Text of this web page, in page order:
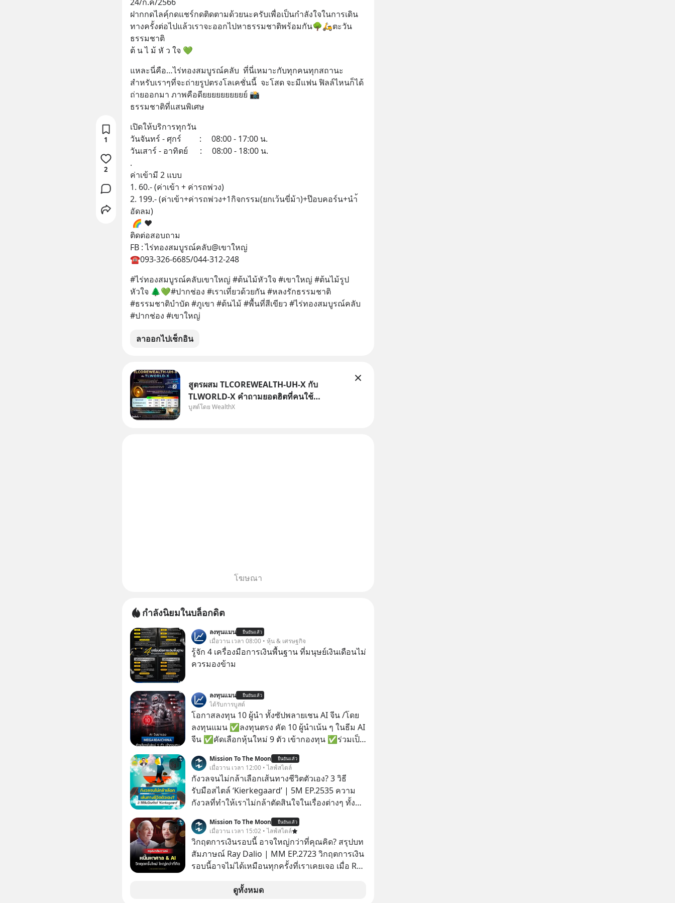
ฝากกดไลคฺ์กดแชร์กดติดตามด้วยนะครับเพื่อเป็นกำลังใจในการเดิน
ทางครั้งต่อไปแล้วเราจะออกไปหาธรรมชาติพร้อมกัน🌳🛵ตะวัน
ธรรมชาติ
ต้ น ไ ม้ หั ว ใจ 💚
แหละนี่คือ…ไร่ทองสมบูรณ์คลับ  ที่นี่เหมาะกับทุกคนทุกสถานะ
สำหรับเราๆที่จะถ่ายรูปตรงโลเคชั่นนี้  จะโสด จะมีแฟน ฟิลล์ไหนก็ได้
ถ่ายออกมา ภาพคือดียยยยยยยยยย์ 📸
ธรรมชาติที่แสนพิเศษ
เปิดให้บริการทุกวัน
วันจันทร์ - ศุกร์         :     08:00 - 17:00 น.
วันเสาร์ - อาทิตย์      :     08:00 - 18:00 น.
.
ค่าเข้ามี 2 แบบ
1. 60.- (ค่าเข้า + ค่ารถพ่วง)
2. 199.- (ค่าเข้า+ค่ารถพ่วง+1กิจกรรม(ยกเว้นขี่ม้า)+ป๊อบคอร์น+นำ้
อัดลม)
🌈 ❤️
ติดต่อสอบถาม
FB : ไร่ทองสมบูรณ์คลับ@เขาใหญ่
☎️093-326-6685/044-312-248
#ไร่ทองสมบูรณ์คลับเขาใหญ่ #ต้นไม้หัวใจ #เขาใหญ่ #ต้นไม้รูป
หัวใจ 🌲💚#ปากช่อง #เราเที่ยวด้วยกัน #หลงรักธรรมชาติ
#ธรรมชาติบำบัด #ภูเขา #ต้นไม้ #พื้นที่สีเขียว #ไร่ทองสมบูรณ์คลับ
#ปากช่อง #เขาใหญ่
ลาออกไปเช็กอิน
1
2
สูตรผสม TLCOREWEALTH-UH-X กับ
TLWORLD-X คำถามยอดฮิตที่คนใช้
WealthX ถามเข้ามา
บูสต์โดย WealthX
โฆษณา
กำลังนิยมในบล็อกดิต
ลงทุนแมน ยืนยันแล้ว
เมื่อวาน เวลา 08:00 • หุ้น & เศรษฐกิจ
รู้จัก 4 เครื่องมือการเงินพื้นฐาน ที่มนุษย์เงินเดือนไม่
ควรมองข้าม
ลงทุนแมน ยืนยันแล้ว
ได้รับการบูสต์
โอกาสลงทุน 10 ผู้นำ ทั้งซัปพลายเชน AI จีน /โดย
ลงทุนแมน ✅ลงทุนตรง คัด 10 ผู้นำเน้น ๆ ในธีม AI
จีน ✅คัดเลือกหุ้นใหม่ 9 ตัว เข้ากองทุน ✅ร่วมเป็น
ความจำ โมเดล AI ยันหุ่นยนต์ ✅ได้การรับยกเว้น
ภาษี Capital Gain ตามกฎหมายภาษีของ
ประเทศไทย
Mission To The Moon ยืนยันแล้ว
เมื่อวาน เวลา 12:00 • ไลฟ์สไตล์
กังวลจนไม่กล้าเลือกเส้นทางชีวิตตัวเอง? 3 วิธี
รับมือสไตล์ ‘Kierkegaard’ | 5M EP.2535 ความ
กังวลที่ทำให้เราไม่กล้าตัดสินใจในเรื่องต่างๆ ทั้ง
เกิดจากการที่เรามี ‘อิสรภาพ’ และมีทางเลือก
มากมาย ซึ่งเมื่อเทียบกับสัตว์แล้วก็จะเห็นความแตก
ต่างได้ชัดว่าเรามี ‘อำนาจ’ ในการเลือกและตัดสิน
ใจมากแค่ไหน แต่อิสรภาพ อำนาจ หรือการได้มี
สิทธิเลือกนี้กลับสร้างความกังวลให้กับเรา แล้วเรา
จะรับมือกับความกังวลนี้อย่างไร? ติดตามได้ในพอด
แคสต์ 5M EP. นี้ #goodtime #5minutespodcast
Mission To The Moon ยืนยันแล้ว
เมื่อวาน เวลา 15:02 • ไลฟ์สไตล์
วิกฤตการเงินรอบนี้ อาจใหญ่กว่าที่คุณคิด? สรุปบท
สัมภาษณ์ Ray Dalio | MM EP.2723 วิกฤตการเงิน
รอบนี้อาจไม่ได้เหมือนทุกครั้งที่เราเคยเจอ เมื่อ Ray
ต่อหลายครั้ง ออกมาส่งสัญญาณเตือนระเบิดเวลา
ดูทั้งหมด